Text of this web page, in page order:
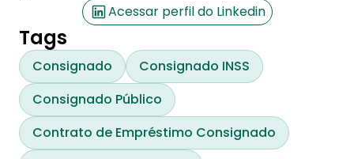
Acessar perfil do Linkedin
Tags
Consignado
Consignado INSS
Consignado Público
Contrato de Empréstimo Consignado